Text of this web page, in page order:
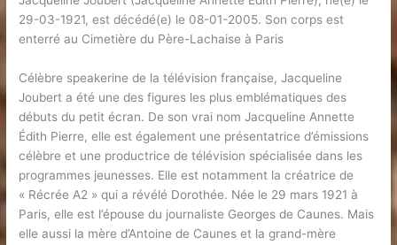
29-03-1921, est décédé(e) le 08-01-2005. Son corps est
enterré au Cimetière du Père-Lachaise à Paris
Célèbre speakerine de la télévision française, Jacqueline
Joubert a été une des figures les plus emblématiques des
débuts du petit écran. De son vrai nom Jacqueline Annette
Édith Pierre, elle est également une présentatrice d’émissions
célèbre et une productrice de télévision spécialisée dans les
programmes jeunesses. Elle est notamment la créatrice de
« Récrée A2 » qui a révélé Dorothée. Née le 29 mars 1921 à
Paris, elle est l’épouse du journaliste Georges de Caunes. Mais
elle aussi la mère d’Antoine de Caunes et la grand-mère